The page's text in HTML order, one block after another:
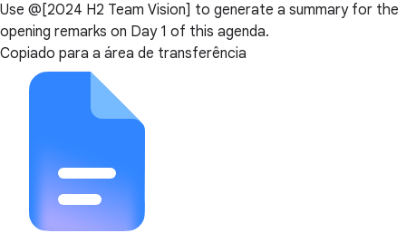
Use @[2024 H2 Team Vision] to generate a summary for the
opening remarks on Day 1 of this agenda.
Copiado para a área de transferência